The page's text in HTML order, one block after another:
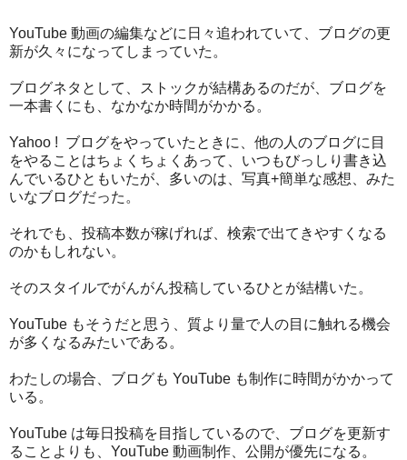
YouTube 動画の編集などに日々追われていて、ブログの更
新が久々になってしまっていた。
ブログネタとして、ストックが結構あるのだが、ブログを
一本書くにも、なかなか時間がかかる。
Yahoo ! ブログをやっていたときに、他の人のブログに目
をやることはちょくちょくあって、いつもびっしり書き込
んでいるひともいたが、多いのは、写真+簡単な感想、みた
いなブログだった。
それでも、投稿本数が稼げれば、検索で出てきやすくなる
のかもしれない。
そのスタイルでがんがん投稿しているひとが結構いた。
YouTube もそうだと思う、質より量で人の目に触れる機会
が多くなるみたいである。
わたしの場合、ブログも YouTube も制作に時間がかかって
いる。
YouTube は毎日投稿を目指しているので、ブログを更新す
ることよりも、YouTube 動画制作、公開が優先になる。